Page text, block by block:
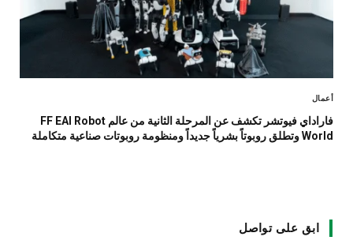
أعمال
فاراداي فيوتشر تكشف عن المرحلة الثانية من عالم FF EAI Robot
World وتطلق روبوتاً بشرياً جديداً ومنظومة روبوتات صناعية متكاملة
ابق على تواصل